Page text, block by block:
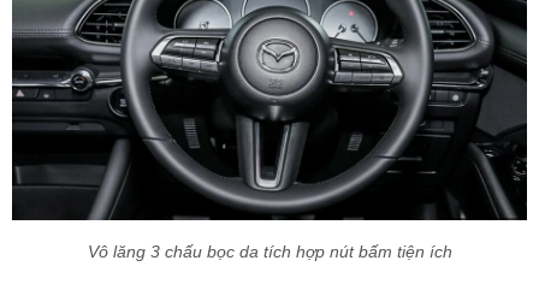
Vô lăng 3 chấu bọc da tích hợp nút bấm tiện ích